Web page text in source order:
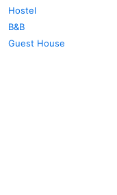
Hostel
B&B
Guest House